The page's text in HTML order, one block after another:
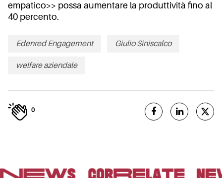
empatico>> possa aumentare la produttività fino al
40 percento.
Edenred Engagement Giulio Siniscalco
welfare aziendale
0